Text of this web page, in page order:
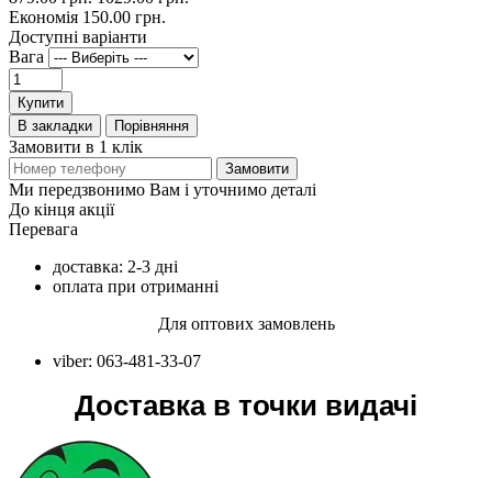
Економія 150.00 грн.
Доступні варіанти
Вага
Купити
В закладки
Порівняння
Замовити в 1 клік
Замовити
Ми передзвонимо Вам і уточнимо деталі
До кінця акції
Перевага
доставка: 2-3 дні
оплата при отриманні
Для оптових замовлень
viber: 063-481-33-07
Доставка в точки видачі